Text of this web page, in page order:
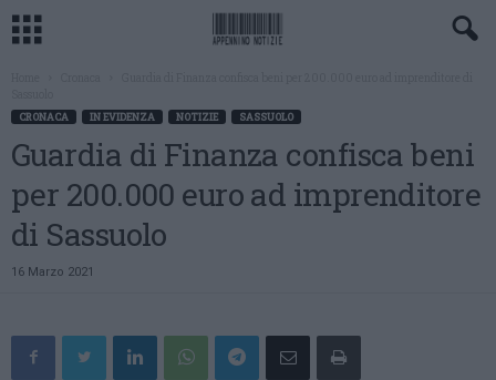
CRONACA IN EVIDENZA NOTIZIE SASSUOLO
Guardia di Finanza confisca beni
per 200.000 euro ad imprenditore
di Sassuolo
16 Marzo 2021